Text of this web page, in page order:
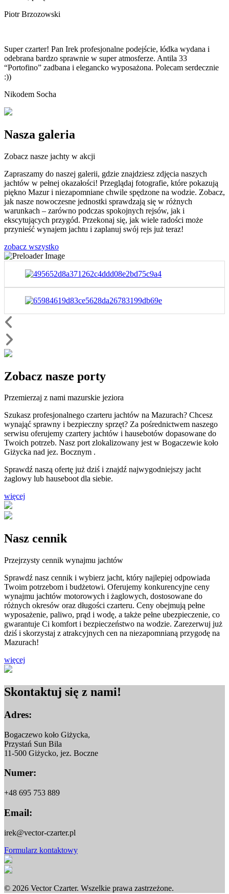
Piotr Brzozowski
Super czarter! Pan Irek profesjonalne podejście, łódka wydana i
odebrana bardzo sprawnie w super atmosferze. Antila 33
“Portofino” zadbana i elegancko wyposażona. Polecam serdecznie
:))
Nikodem Socha
Nasza galeria
Zobacz nasze jachty w akcji
Zapraszamy do naszej galerii, gdzie znajdziesz zdjęcia naszych
jachtów w pełnej okazałości! Przeglądaj fotografie, które pokazują
piękno Mazur i niezapomniane chwile spędzone na wodzie. Zobacz,
jak nasze nowoczesne jednostki sprawdzają się w różnych
warunkach – zarówno podczas spokojnych rejsów, jak i
ekscytujących przygód. Przekonaj się, jak wiele radości może
przynieść wynajem jachtu i zaplanuj swój rejs już teraz!
zobacz wszystko
Zobacz nasze porty
Przemierzaj z nami mazurskie jeziora
Szukasz profesjonalnego czarteru jachtów na Mazurach? Chcesz
wynająć sprawny i bezpieczny sprzęt? Za pośrednictwem naszego
serwisu oferujemy czartery jachtów i hausebotów dopasowane do
Twoich potrzeb. Nasz port zlokalizowany jest w Bogaczewie koło
Giżycka nad jez. Bocznym .
Sprawdź naszą ofertę już dziś i znajdź najwygodniejszy jacht
żaglowy lub hauseboot dla siebie.
więcej
Nasz cennik
Przejrzysty cennik wynajmu jachtów
Sprawdź nasz cennik i wybierz jacht, który najlepiej odpowiada
Twoim potrzebom i budżetowi. Oferujemy konkurencyjne ceny
wynajmu jachtów motorowych i żaglowych, dostosowane do
różnych okresów oraz długości czarteru. Ceny obejmują pełne
wyposażenie, paliwo, prąd i wodę, a także pełne ubezpieczenie, co
gwarantuje Ci komfort i bezpieczeństwo na wodzie. Zarezerwuj już
dziś i skorzystaj z atrakcyjnych cen na niezapomnianą przygodę na
Mazurach!
więcej
Skontaktuj się z nami!
Adres:
Bogaczewo koło Giżycka,
Przystań Sun Bila
11-500 Giżycko, jez. Boczne
Numer:
+48 695 753 889
Email:
irek@vector-czarter.pl
Formularz kontaktowy
© 2026 Vector Czarter. Wszelkie prawa zastrzeżone.